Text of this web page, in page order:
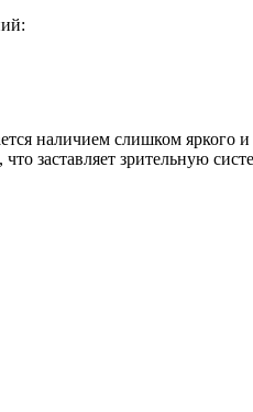
наличием слишком яркого
заставляет зрительную